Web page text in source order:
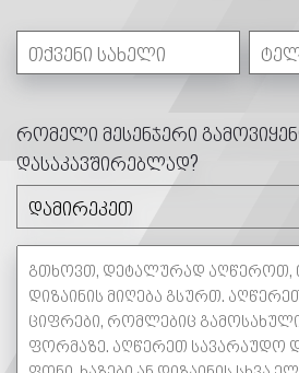
რომელი მესენჯერი
დასაკავშირებლად?